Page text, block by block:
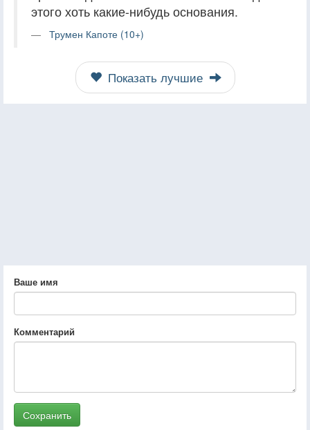
этого хоть какие-нибудь основания.
Трумен Капоте (10+)
Показать лучшие
Ваше имя
Комментарий
Сохранить